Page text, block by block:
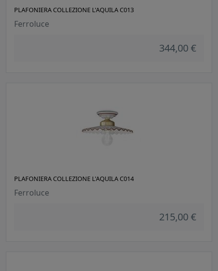
PLAFONIERA COLLEZIONE L'AQUILA C013
Ferroluce
344,00 €
PLAFONIERA COLLEZIONE L'AQUILA C014
Ferroluce
215,00 €